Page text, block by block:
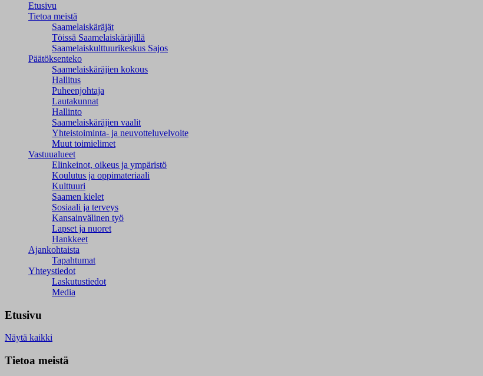
Etusivu
Tietoa meistä
Saamelaiskäräjät
Töissä Saamelaiskäräjillä
Saamelaiskulttuuri­keskus Sajos
Päätöksenteko
Saamelaiskäräjien kokous
Hallitus
Puheenjohtaja
Lautakunnat
Hallinto
Saamelaiskäräjien vaalit
Yhteistoiminta- ja neuvotteluvelvoite
Muut toimielimet
Vastuualueet
Elinkeinot, oikeus ja ympäristö
Koulutus ja oppimateriaali
Kulttuuri
Saamen kielet
Sosiaali ja terveys
Kansainvälinen työ
Lapset ja nuoret
Hankkeet
Ajankohtaista
Tapahtumat
Yhteystiedot
Laskutustiedot
Media
Etusivu
Näytä kaikki
Tietoa meistä